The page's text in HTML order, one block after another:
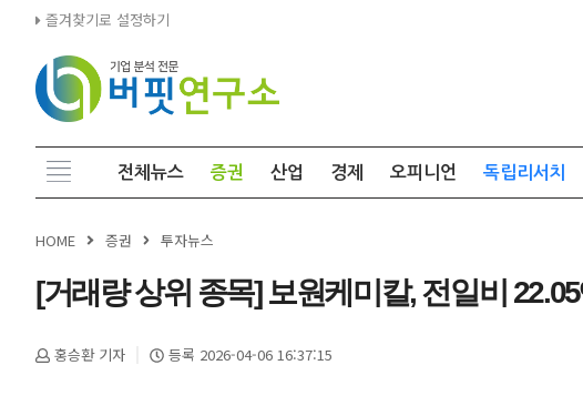
즐겨찾기로 설정하기
전체뉴스 증권 산업 경제 오피니언 독립리서치
HOME 증권 투자뉴스
[거래량 상위 종목] 보원케미칼, 전일비
홍승환 기자 등록 2026-04-06 16:37:15